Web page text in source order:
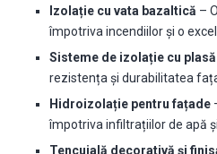
Izolație cu vata bazaltică –
împotriva incendiilor și o
Sisteme de izolație cu
rezistența și durabilitatea
Hidroizolație pentru fațade
împotriva infiltrațiilor de apă
Tencuială decorativă și